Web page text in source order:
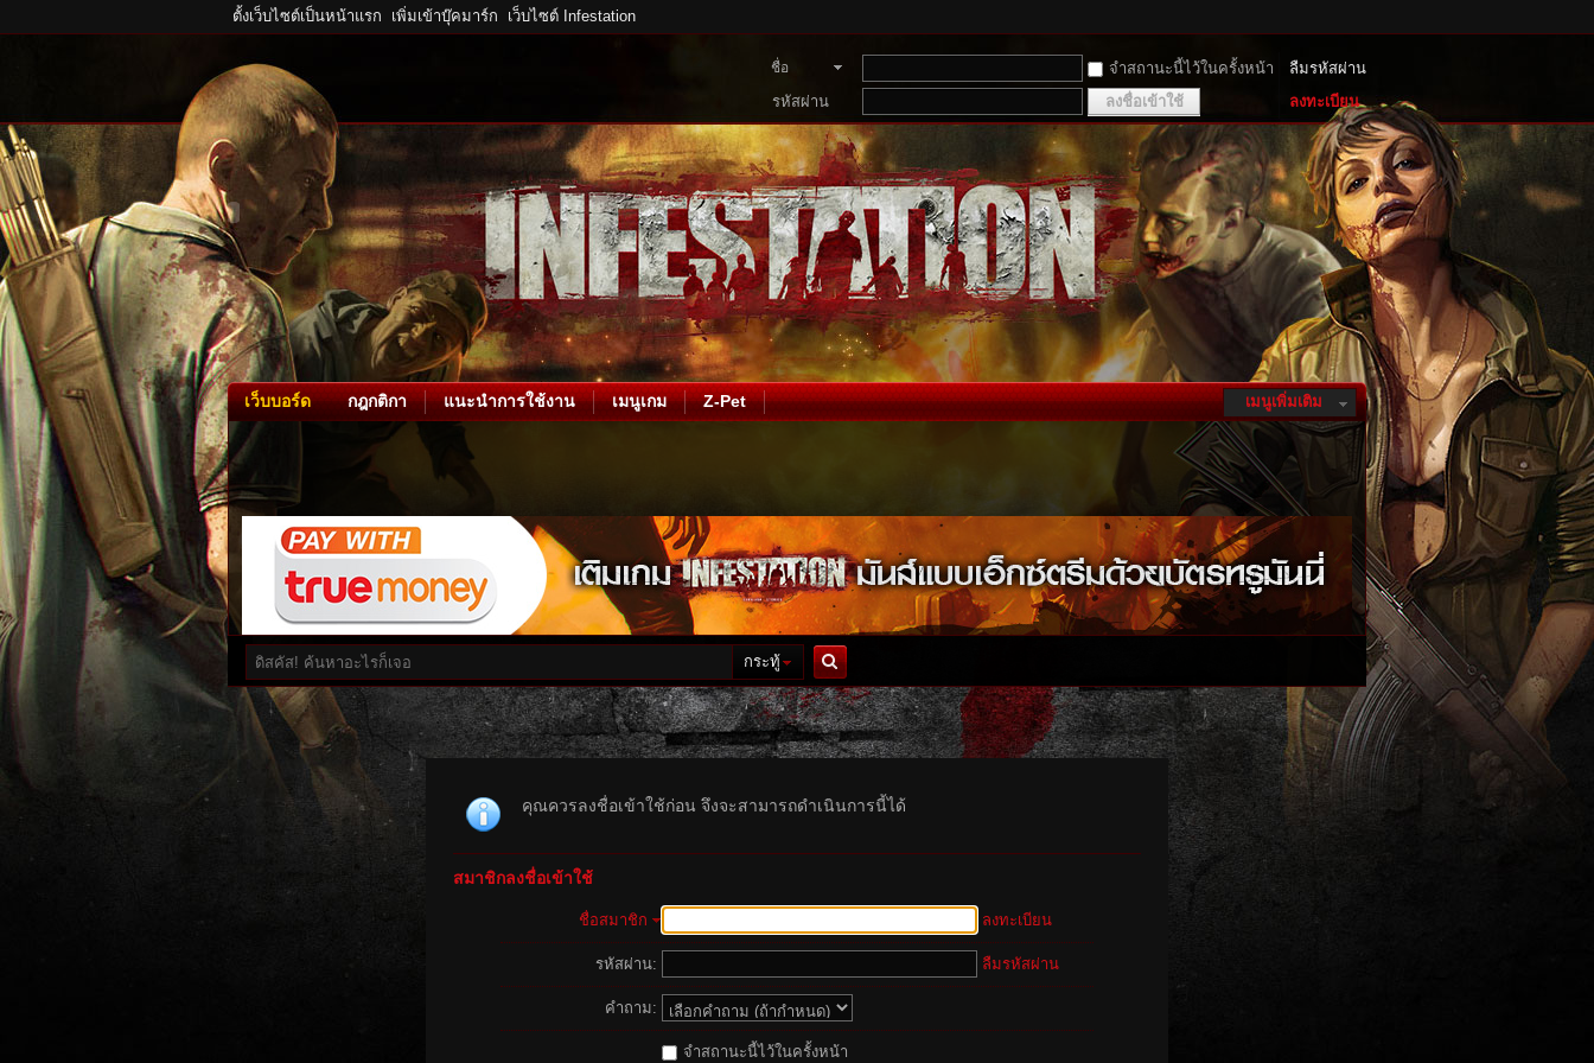
ตั้งเว็บไซต์เป็นหน้าแรก เพิ่มเข้าบุ๊คมาร์ก เว็บไซต์ Infestation
ชื่อ
สมาชิก
จำสถานะนี้ไว้ในครั้งหน้า
ลืมรหัสผ่าน
รหัสผ่าน
ลงชื่อเข้าใช้ ลงทะเบียน
เมนูเพิ่มเติม
เว็บบอร์ด กฎกติกา แนะนำการใช้งาน เมนูเกม Z-Pet
กระทู้
ค้นหา
คุณควรลงชื่อเข้าใช้ก่อน จึงจะสามารถดำเนินการนี้ได้
สมาชิกลงชื่อเข้าใช้
ชื่อสมาชิก ลงทะเบียน
รหัสผ่าน: ลืมรหัสผ่าน
คำถาม:
จำสถานะนี้ไว้ในครั้งหน้า